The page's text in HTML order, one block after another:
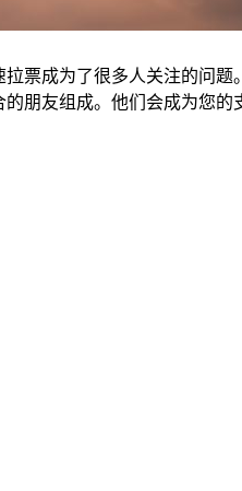
票成为了很多人关注的问
朋友组成。他们会成为您